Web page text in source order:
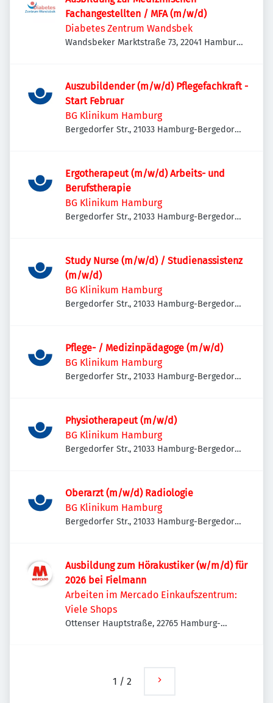
Fachangestellten / MFA (m/w/d)
Diabetes Zentrum Wandsbek
Wandsbeker Marktstraße 73, 22041 Hamburg,
Auszubildender (m/w/d) Pflegefachkraft -
Start Februar
BG Klinikum Hamburg
Bergedorfer Str., 21033 Hamburg-Bergedorf,
Ergotherapeut (m/w/d) Arbeits- und
Berufstherapie
BG Klinikum Hamburg
Bergedorfer Str., 21033 Hamburg-Bergedorf,
Study Nurse (m/w/d) / Studienassistenz
(m/w/d)
BG Klinikum Hamburg
Bergedorfer Str., 21033 Hamburg-Bergedorf,
Pflege- / Medizinpädagoge (m/w/d)
BG Klinikum Hamburg
Bergedorfer Str., 21033 Hamburg-Bergedorf,
Physiotherapeut (m/w/d)
BG Klinikum Hamburg
Bergedorfer Str., 21033 Hamburg-Bergedorf,
Oberarzt (m/w/d) Radiologie
BG Klinikum Hamburg
Bergedorfer Str., 21033 Hamburg-Bergedorf,
Ausbildung zum Hörakustiker (w/m/d) für
2026 bei Fielmann
Arbeiten im Mercado Einkaufszentrum:
Viele Shops
Ottenser Hauptstraße, 22765 Hamburg-
1 / 2